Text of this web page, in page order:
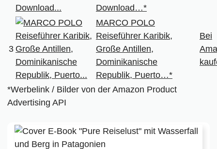
Download…*
3
MARCO POLO
Reiseführer Karibik,
Große Antillen,
Dominikanische
Republik, Puerto…*
Bei
*Werbelink / Bilder von der Amazon Product
Advertising API